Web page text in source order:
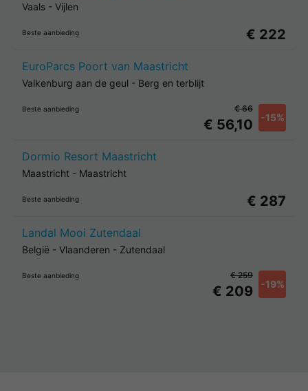
Vaals - Vijlen
Beste aanbieding € 222
EuroParcs Poort van Maastricht
Valkenburg aan de geul - Berg en terblijt
Beste aanbieding
€ 56,10 -15%
€ 66
Dormio Resort Maastricht
Maastricht - Maastricht
Beste aanbieding € 287
Landal Mooi Zutendaal
België - Vlaanderen - Zutendaal
Beste aanbieding
€ 209 -19%
€ 259